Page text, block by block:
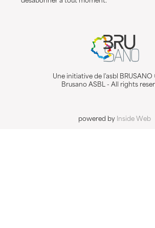
Une initiative de l'asbl
Brusano ASBL - All rights
powered by Inside Web